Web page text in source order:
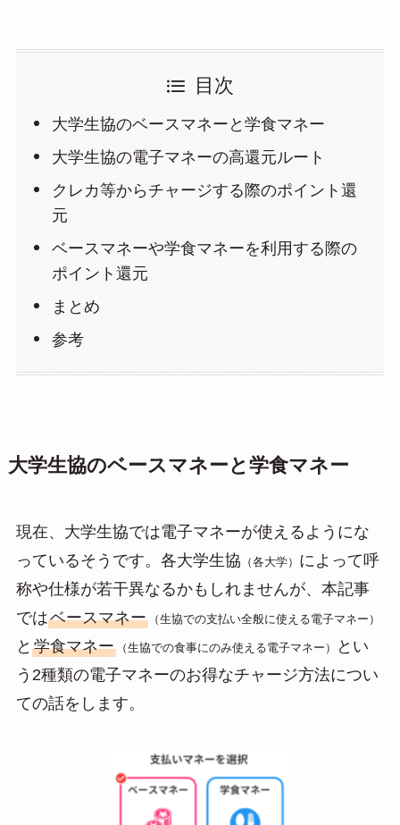
目次
大学生協のベースマネーと学食マネー
大学生協の電子マネーの高還元ルート
クレカ等からチャージする際のポイント還
元
ベースマネーや学食マネーを利用する際の
ポイント還元
まとめ
参考
大学生協のベースマネーと学食マネー
現在、大学生協では電子マネーが使えるようにな
っているそうです。各大学生協 （各大学） によって呼
称や仕様が若干異なるかもしれませんが、本記事
ではベースマネー（生協での支払い全般に使える電子マネー）
と 学食マネー（生協での食事にのみ使える電子マネー）
とい
う2種類の電子マネーのお得なチャージ方法につい
ての話をします。